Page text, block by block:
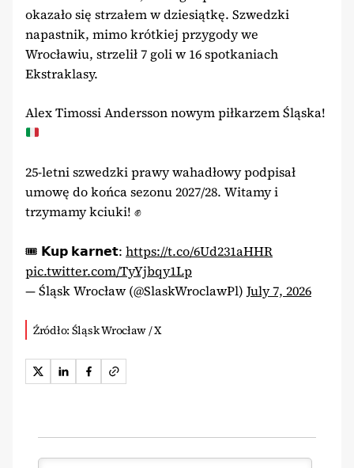
okazało się strzałem w dziesiątkę. Szwedzki
napastnik, mimo krótkiej przygody we
Wrocławiu, strzelił 7 goli w 16 spotkaniach
Ekstraklasy.
Alex Timossi Andersson nowym piłkarzem Śląska!
25-letni szwedzki prawy wahadłowy podpisał
umowę do końca sezonu 2027/28. Witamy i
trzymamy kciuki! ✊
🎟️ 𝗞𝘂𝗽 𝗸𝗮𝗿𝗻𝗲𝘁: https://t.co/6Ud231aHHR
pic.twitter.com/TyYjbqy1Lp
— Śląsk Wrocław (@SlaskWroclawPl) July 7, 2026
Źródło: Śląsk Wrocław / X